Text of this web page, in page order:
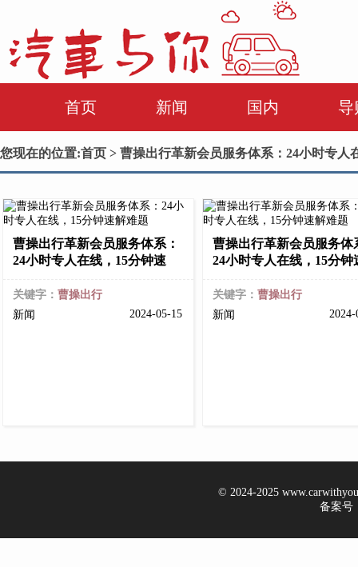
首页 新闻 国内 导
您现在的位置:首页 > 曹操出行革新会员服务体系：24小时专人
曹操出行革新会员服务体系：
24小时专人在线，15分钟速
关键字： 曹操出行
新闻
2024-05-15
曹操出行革新会员服务体
24小时专人在线，15分钟
关键字： 曹操出行
新闻
© 2024-2025
备案号